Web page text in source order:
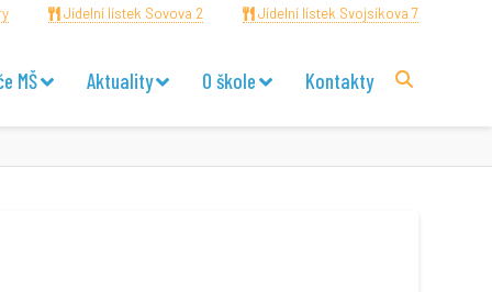
Jídelní lístek Sovova 2 Jídelní lístek Svojsíkova 7
MŠ Aktuality O škole Kontakty